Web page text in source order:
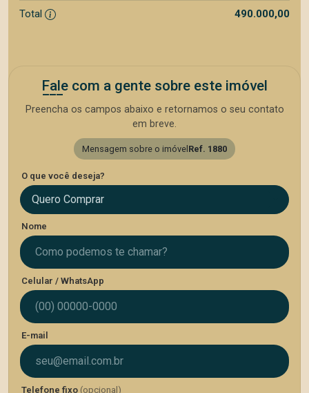
Total
490.000,00
Fale com a gente sobre este imóvel
Preencha os campos abaixo e retornamos o seu contato
em breve.
Mensagem sobre o imóvelRef. 1880
O que você deseja?
Quero Comprar
Nome
Celular / WhatsApp
E-mail
Telefone fixo (opcional)